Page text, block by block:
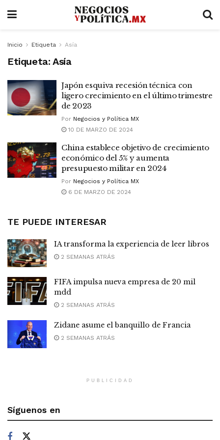
Inicio Etiqueta Asía
Etiqueta: Asía
Japón esquiva recesión técnica con
ligero crecimiento en el último trimestre
de 2023
Por Negocios y Política MX
10 DE MARZO DE 2024
China establece objetivo de crecimiento
económico del 5% y aumenta
presupuesto militar en 2024
Por Negocios y Política MX
6 DE MARZO DE 2024
TE PUEDE INTERESAR
IA transforma la experiencia de leer libros
2 SEMANAS ATRÁS
FIFA impulsa nueva empresa de 20 mil
mdd
2 SEMANAS ATRÁS
Zidane asume el banquillo de Francia
2 SEMANAS ATRÁS
PUBLICIDAD
Síguenos en